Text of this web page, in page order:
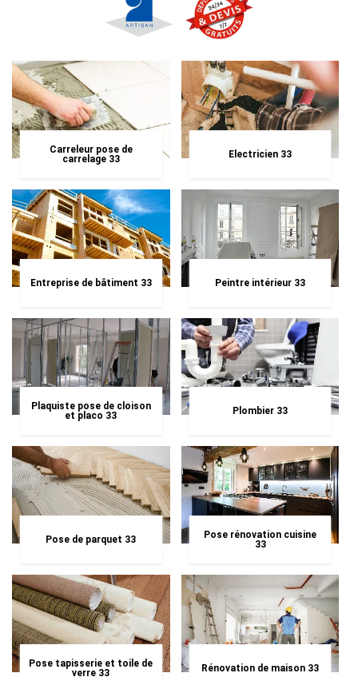
Carreleur pose de
carrelage 33
Electricien 33
Entreprise de bâtiment 33 Peintre intérieur 33
Plaquiste pose de cloison
et placo 33
Plombier 33
Pose de parquet 33
Pose rénovation cuisine
33
Pose tapisserie et toile de
verre 33
Rénovation de maison 33